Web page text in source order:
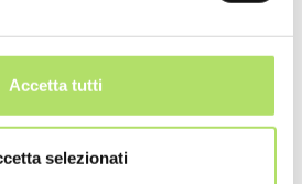
Accetta tutti
selezionati
per gli enti pubblici, le
salvaguardia del territorio
storiche e culturali.